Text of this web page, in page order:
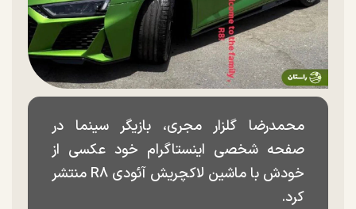
محمدرضا گلزار مجری، بازیگر سینما در
صفحه شخصی اینستاگرام خود عکسی از
خودش با ماشین لاکچریش آئودی R۸ منتشر
کرد.